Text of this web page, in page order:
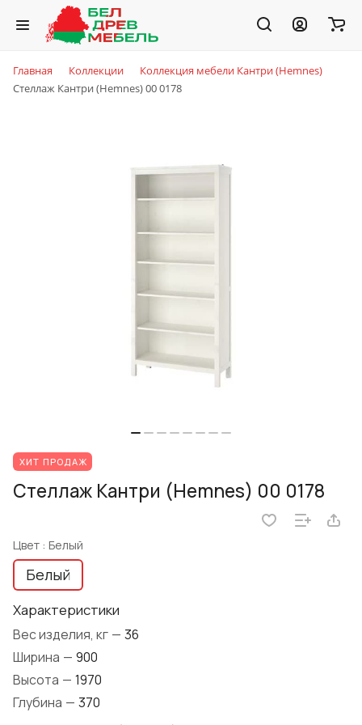
Главная Коллекции
Коллекция мебели Кантри (Hemnes)
Стеллаж Кантри (Hemnes) 00 0178
ХИТ ПРОДАЖ
Стеллаж Кантри (Hemnes) 00 0178
Цвет : Белый
Белый
Характеристики
Вес изделия, кг — 36
Ширина — 900
Высота — 1970
Глубина — 370